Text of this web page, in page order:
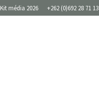
Kit média 2026 +262 (0)692 28 71 13